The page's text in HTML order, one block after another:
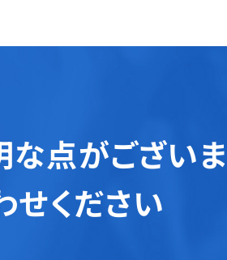
な点がござい
ください